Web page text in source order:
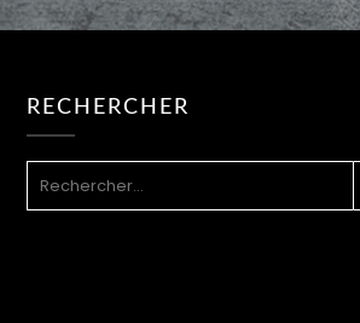
RECHERCHER